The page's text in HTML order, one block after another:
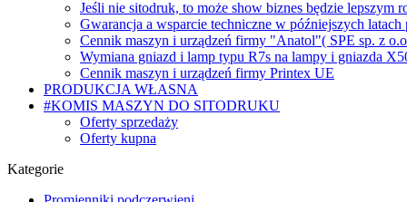
Jeśli nie sitodruk, to może show biznes będzie lepszym
Gwarancja a wsparcie techniczne w późniejszych latach
Cennik maszyn i urządzeń firmy "Anatol"( SPE sp. z
Wymiana gniazd i lamp typu R7s na lampy i gniazda
Cennik maszyn i urządzeń firmy Printex UE
PRODUKCJA WŁASNA
#KOMIS MASZYN DO SITODRUKU
Oferty sprzedaży
Oferty kupna
Kategorie